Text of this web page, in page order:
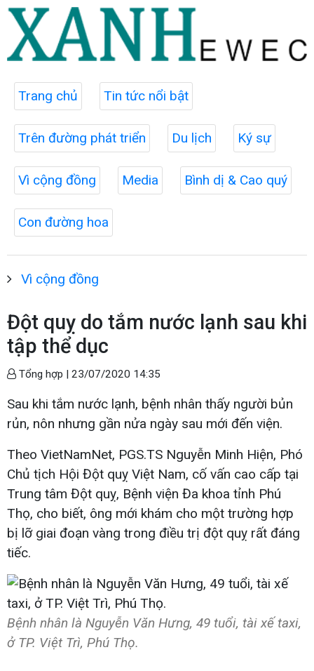
Trang chủ Tin tức nổi bật
Trên đường phát triển Du lịch Ký sự
Vì cộng đồng Media Bình dị & Cao quý
Con đường hoa
Vì cộng đồng
Đột quỵ do tắm nước lạnh sau khi
tập thể dục
Tổng hợp | 23/07/2020 14:35
Sau khi tắm nước lạnh, bệnh nhân thấy người bủn
rủn, nôn nhưng gần nửa ngày sau mới đến viện.
Theo VietNamNet, PGS.TS Nguyễn Minh Hiện, Phó
Chủ tịch Hội Đột quỵ Việt Nam, cố vấn cao cấp tại
Trung tâm Đột quỵ, Bệnh viện Đa khoa tỉnh Phú
Thọ, cho biết, ông mới khám cho một trường hợp
bị lỡ giai đoạn vàng trong điều trị đột quỵ rất đáng
tiếc.
Bệnh nhân là Nguyễn Văn Hưng, 49 tuổi, tài xế taxi,
ở TP. Việt Trì, Phú Thọ.